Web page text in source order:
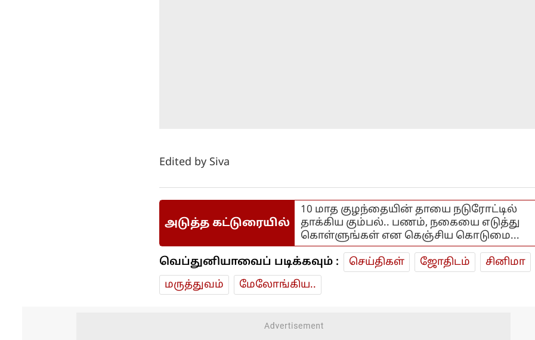
10 மாத குழந்தையின் தாயை நடுரோட்டில்
தாக்கிய கும்பல்.. பணம், நகையை எடுத்து
கொள்ளுங்கள் என கெஞ்சிய கொடுமை...
வெப்துனியாவைப் படிக்கவும் : செய்திகள் ஜோ‌திட‌ம்
சினிமா
மரு‌த்துவ‌ம்
மேலோங்கிய..